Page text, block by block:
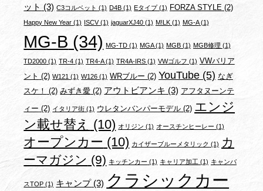
ット (3) C3コルベット (1) D4B (1) Eタイプ(1) FORZA STYLE(2)
Happy New Year (1) ISCV(1) jaguarXJ40(1) M!LK(1) MG-A(1)
MG-B (34) MG-TD (1) MGA(1) MGB (1) MGB修理 (1)
TD2000 (1) TR-4 (1) TR4-A(1) TR4A-IRS(1) VWゴルフ (1) VWバリア
ント (2) W121 (1) W126 (1) WRブルー (2) YouTube(5) なぎ
スケ！ (2) みずき愛 (2) アウトビアンキ (3) アフタヌーンテ
ィー (2) イタリア街 (1) ウレタンバンパーモデル (2) エンジ
ン載せ替え (10) オリジン (1) オースチンヒーレー (1)
オープンカー (10) カイザーブルーメタリック (1) カ
ーマガジン (9) キッチンカー (1) キャリア加工 (1) キャンバ
スTOP (1) キャンプ(3) クラシックカー